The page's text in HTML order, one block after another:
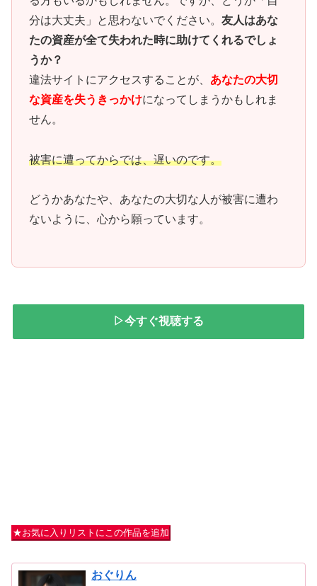
分は大丈夫」と思わないでください。 友人はあな
たの資産が全て失われた時に助けてくれるでしょ
うか？
違法サイトにアクセスすることが、 あなたの大切
な資産を失うきっかけになってしまうかもしれま
せん。
被害に遭ってからでは、遅いのです。
どうかあなたや、あなたの大切な人が被害に遭わ
ないように、心から願っています。
▷今すぐ視聴する
★お気に入りリストにこの作品を追加
おぐりん